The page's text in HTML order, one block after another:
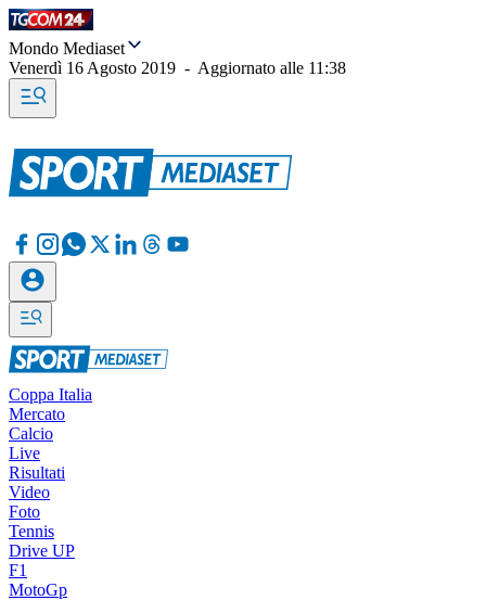
Mondo Mediaset
Venerdì 16 Agosto 2019 - Aggiornato alle 11:38
Coppa Italia
Mercato
Calcio
Live
Risultati
Video
Foto
Tennis
Drive UP
F1
MotoGp